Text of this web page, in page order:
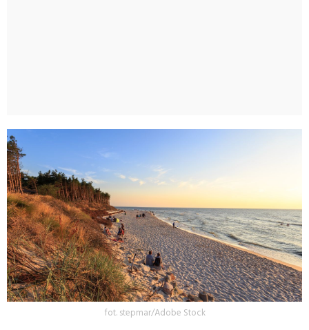
fot. stepmar/Adobe Stock